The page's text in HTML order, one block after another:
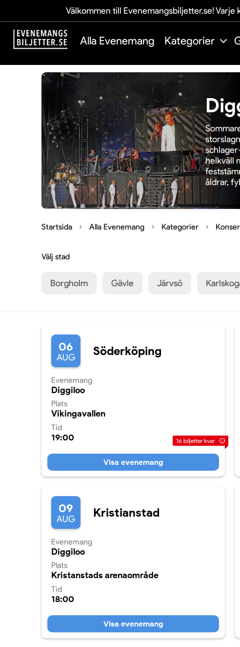
Välkommen till Evenemangsbiljetter.se!
Alla Evenemang Kategorier
helkväll
åldrar,
Startsida Alla Evenemang Kategorier
Välj stad
Borgholm Gävle Järvsö
06
AUG Söderköping
Plats
Vikingavallen
Evenemang
Diggiloo
Tid
19:00
Visa evenemang
16 biljetter kvar
09
AUG Kristianstad
Plats
Kristanstads arenaområde
Evenemang
Diggiloo
Tid
18:00
Visa evenemang